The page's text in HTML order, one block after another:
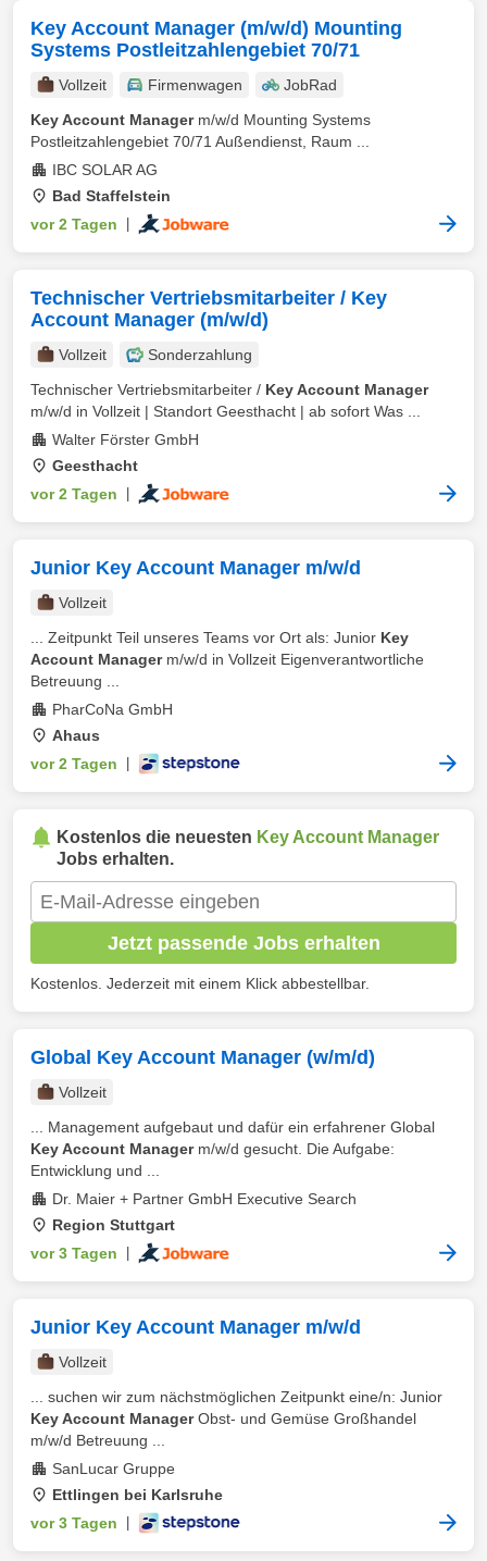
Key Account Manager (m/w/d) Mounting
Systems Postleitzahlengebiet 70/71
Vollzeit Firmenwagen
JobRad
Key Account Managerm/w/d Mounting Systems
Postleitzahlengebiet 70/71 Außendienst, Raum ...
IBC SOLAR AG
Bad Staffelstein
vor 2 Tagen
Technischer Vertriebsmitarbeiter / Key
Account Manager (m/w/d)
Vollzeit
Sonderzahlung
Technischer Vertriebsmitarbeiter / Key Account Manager
m/w/d in Vollzeit | Standort Geesthacht | ab sofort Was ...
Walter Förster GmbH
Geesthacht
vor 2 Tagen
Junior Key Account Manager m/w/d
Vollzeit
... Zeitpunkt Teil unseres Teams vor Ort als: Junior Key
Account Managerm/w/d in Vollzeit Eigenverantwortliche
Betreuung ...
PharCoNa GmbH
Ahaus
vor 2 Tagen
Kostenlos die neuesten Key Account Manager
Jobs erhalten.
Jetzt passende Jobs erhalten
Kostenlos. Jederzeit mit einem Klick abbestellbar.
Global Key Account Manager (w/m/d)
Vollzeit
... Management aufgebaut und dafür ein erfahrener Global
Key Account Managerm/w/d gesucht. Die Aufgabe:
Entwicklung und ...
Dr. Maier + Partner GmbH Executive Search
Region Stuttgart
vor 3 Tagen
Junior Key Account Manager m/w/d
Vollzeit
... suchen wir zum nächstmöglichen Zeitpunkt eine/n: Junior
Key Account ManagerObst- und Gemüse Großhandel
m/w/d Betreuung ...
SanLucar Gruppe
Ettlingen bei Karlsruhe
vor 3 Tagen